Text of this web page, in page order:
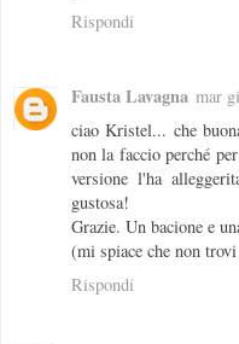
Rispondi
Fausta Lavagna mar
ciao Kristel... che
non la faccio perché
versione l'ha
gustosa!
Grazie. Un bacione e
(mi spiace che non
Rispondi